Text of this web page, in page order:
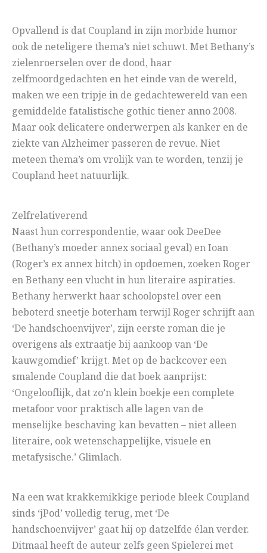
Opvallend is dat Coupland in zijn morbide humor
ook de neteligere thema’s niet schuwt. Met Bethany’s
zielenroerselen over de dood, haar
zelfmoordgedachten en het einde van de wereld,
maken we een tripje in de gedachtewereld van een
gemiddelde fatalistische gothic tiener anno 2008.
Maar ook delicatere onderwerpen als kanker en de
ziekte van Alzheimer passeren de revue. Niet
meteen thema’s om vrolijk van te worden, tenzij je
Coupland heet natuurlijk.
Zelfrelativerend
Naast hun correspondentie, waar ook DeeDee
(Bethany’s moeder annex sociaal geval) en Ioan
(Roger’s ex annex bitch) in opdoemen, zoeken Roger
en Bethany een vlucht in hun literaire aspiraties.
Bethany herwerkt haar schoolopstel over een
beboterd sneetje boterham terwijl Roger schrijft aan
‘De handschoenvijver’, zijn eerste roman die je
overigens als extraatje bij aankoop van ‘De
kauwgomdief’ krijgt. Met op de backcover een
smalende Coupland die dat boek aanprijst:
‘Ongelooflijk, dat zo’n klein boekje een complete
metafoor voor praktisch alle lagen van de
menselijke beschaving kan bevatten – niet alleen
literaire, ook wetenschappelijke, visuele en
metafysische.’ Glimlach.
Na een wat krakkemikkige periode bleek Coupland
sinds ‘jPod’ volledig terug, met ‘De
handschoenvijver’ gaat hij op datzelfde élan verder.
Ditmaal heeft de auteur zelfs geen Spielerei met